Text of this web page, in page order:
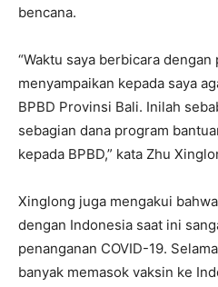
bencana.
“Waktu saya berbicara
menyampaikan kepada saya
BPBD Provinsi Bali. Inilah
sebagian dana program
kepada BPBD,” kata Zhu
Xinglong juga mengakui
dengan Indonesia saat ini
penanganan COVID-19.
banyak memasok vaksin ke